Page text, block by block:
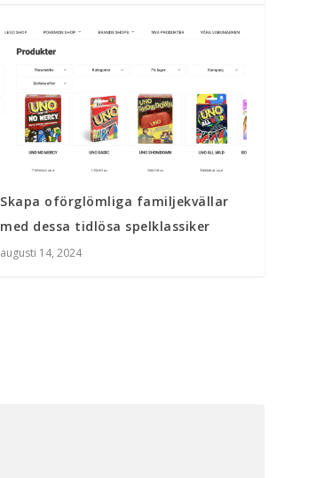
Skapa oförglömliga familjekvällar
med dessa tidlösa spelklassiker
augusti 14, 2024